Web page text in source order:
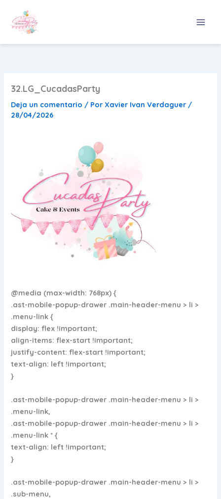
contenido
32.LG_CucadasParty
Deja un comentario / Por Xavier Ivan Verdaguer /
28/04/2026
@media (max-width: 768px) {
.ast-mobile-popup-drawer .main-header-menu > li >
.menu-link {
display: flex !important;
align-items: flex-start !important;
justify-content: flex-start !important;
text-align: left !important;
}
.ast-mobile-popup-drawer .main-header-menu > li >
.menu-link,
.ast-mobile-popup-drawer .main-header-menu > li >
.menu-link * {
text-align: left !important;
}
.ast-mobile-popup-drawer .main-header-menu > li >
.sub-menu,